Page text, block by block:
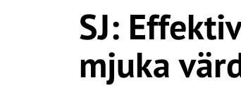
SJ:
mjuka